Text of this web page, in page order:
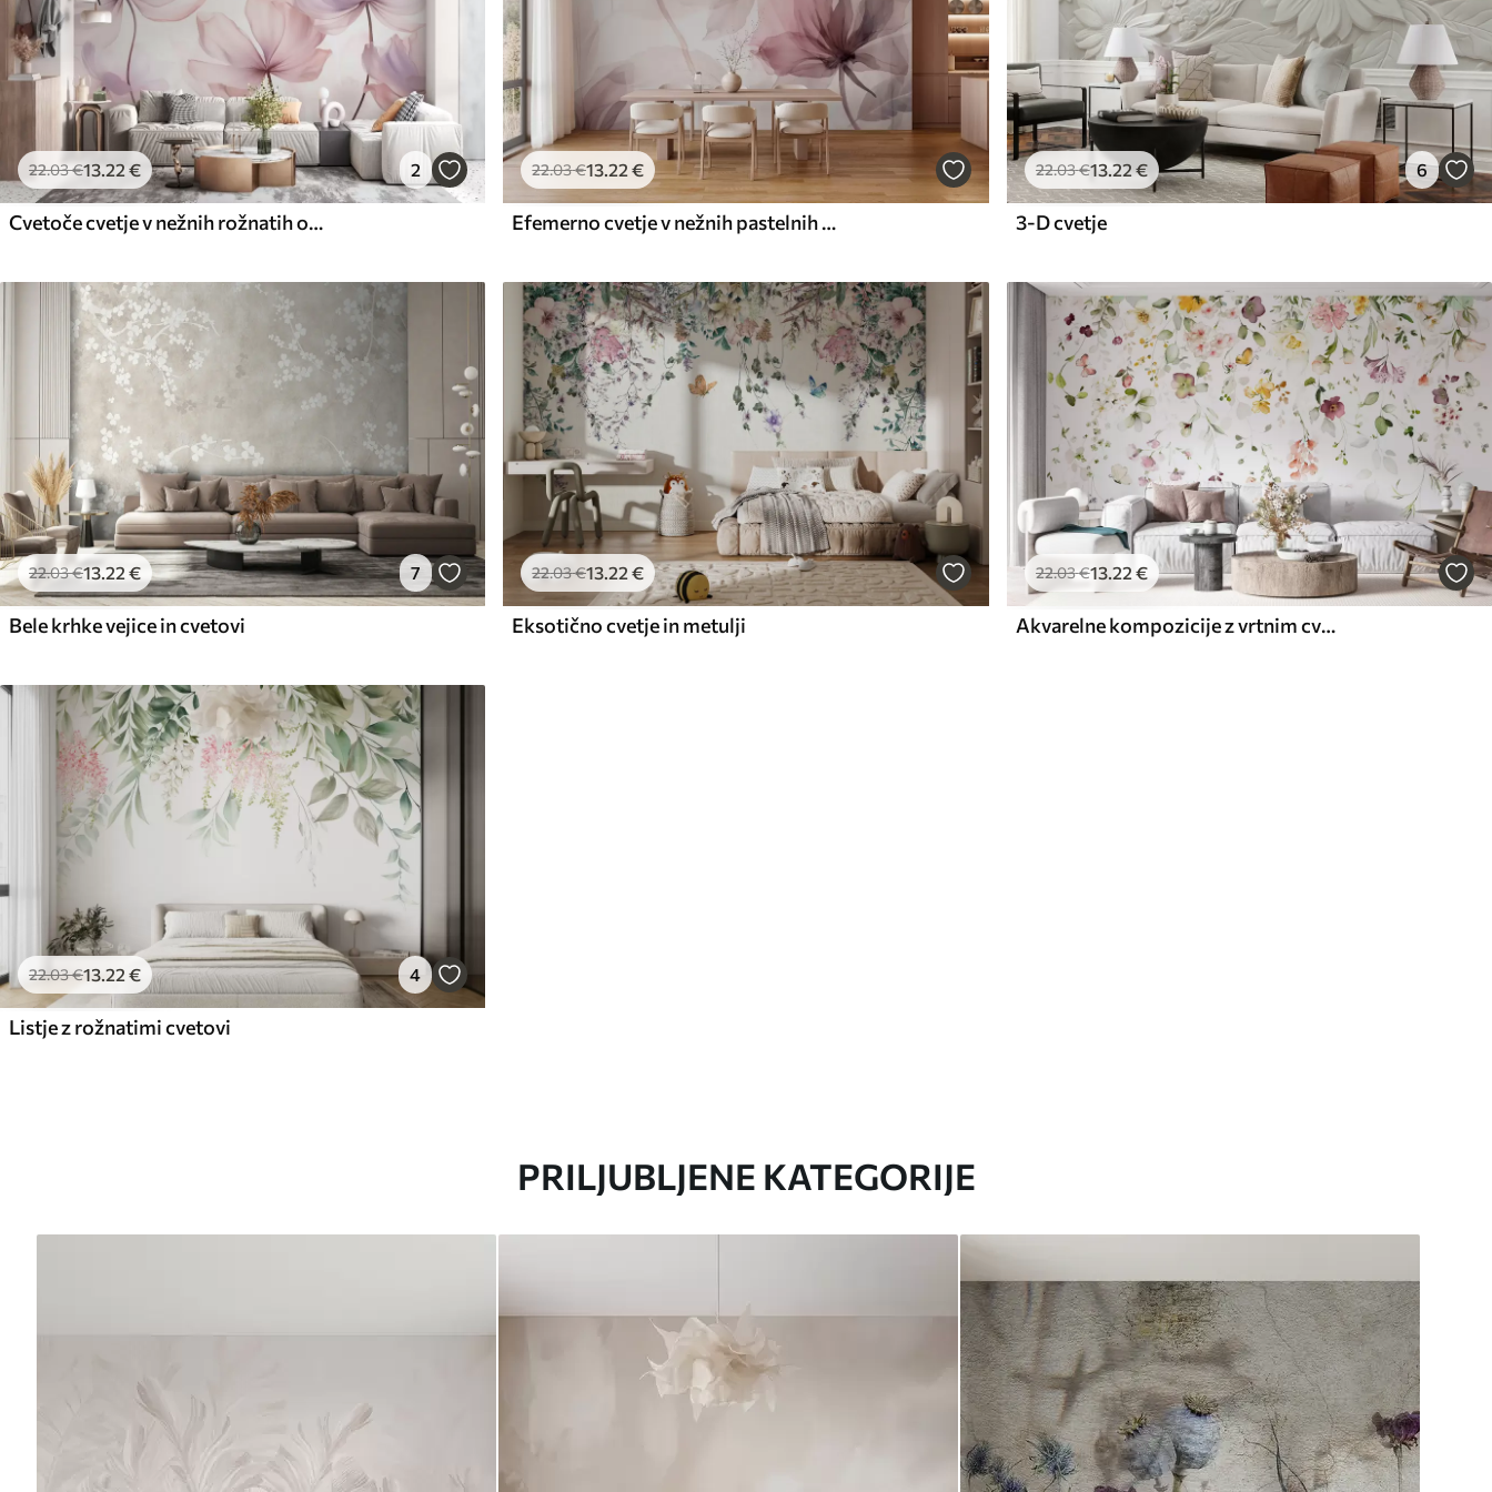
22.03€13.22 € 2
Cvetoče cvetje v nežnih rožnatih odtenkih
22.03€13.22 €
Efemerno cvetje v nežnih pastelnih barvah
22.03€13.22 € 6
3-D cvetje
22.03€13 .22 € 7
Bele krhke vejice in cvetovi
22.03€13 .22 €
Eksotično cvetje in metulji
22.03€13.22 €
Akvarelne kompozicije z vrtnim cvetjem
22.03€13.22 € 4
Listje z rožnatimi cvetovi
PRILJUBLJENE KATEGORIJE